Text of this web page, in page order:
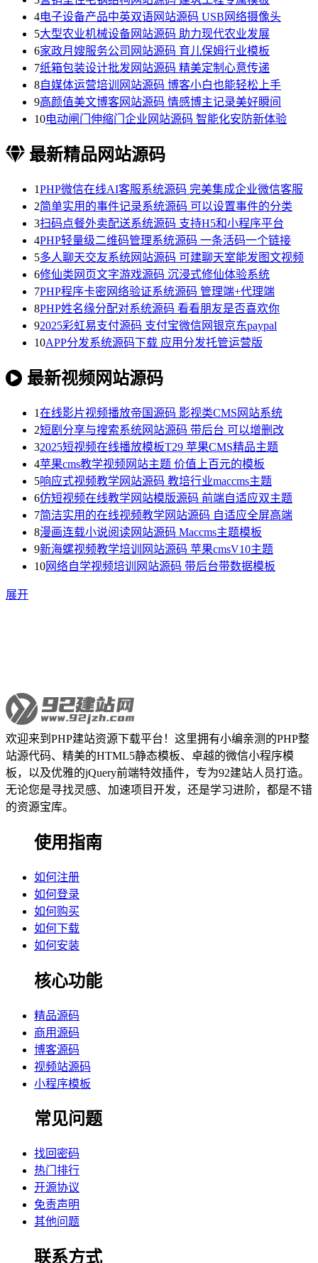
4电子设备产品中英双语网站源码 USB网络摄像头
5大型农业机械设备网站源码 助力现代农业发展
6家政月嫂服务公司网站源码 育儿保姆行业模板
7纸箱包装设计批发网站源码 精美定制心意传递
8自媒体运营培训网站源码 博客小白也能轻松上手
9高颜值美文博客网站源码 情感博主记录美好瞬间
10电动闸门伸缩门企业网站源码 智能化安防新体验
最新精品网站源码
1PHP微信在线AI客服系统源码 完美集成企业微信客服
2简单实用的事件记录系统源码 可以设置事件的分类
3扫码点餐外卖配送系统源码 支持H5和小程序平台
4PHP轻量级二维码管理系统源码 一条活码一个链接
5多人聊天交友系统网站源码 可建聊天室能发图文视频
6修仙类网页文字游戏源码 沉浸式修仙体验系统
7PHP程序卡密网络验证系统源码 管理端+代理端
8PHP姓名缘分配对系统源码 看看朋友是否喜欢你
92025彩虹易支付源码 支付宝微信网银京东paypal
10APP分发系统源码下载 应用分发托管运营版
最新视频网站源码
1在线影片视频播放帝国源码 影视类CMS网站系统
2短剧分享与搜索系统网站源码 带后台 可以增删改
32025短视频在线播放模板T29 苹果CMS精品主题
4苹果cms教学视频网站主题 价值上百元的模板
5响应式视频教学网站源码 教培行业maccms主题
6仿短视频在线教学网站模版源码 前端自适应双主题
7简洁实用的在线视频教学网站源码 自适应全屏高端
8漫画连载小说阅读网站源码 Maccms主题模板
9新海螺视频教学培训网站源码 苹果cmsV10主题
10网络自学视频培训网站源码 带后台带数据模板
展开
欢迎来到PHP建站资源下载平台！这里拥有小编亲测的PHP整
站源代码、精美的HTML5静态模板、卓越的微信小程序模
板，以及优雅的jQuery前端特效插件，专为92建站人员打造。
无论您是寻找灵感、加速项目开发，还是学习进阶，都是不错
的资源宝库。
使用指南
如何注册
如何登录
如何购买
如何下载
如何安装
核心功能
精品源码
商用源码
博客源码
视频站源码
小程序模板
常见问题
找回密码
热门排行
开源协议
免责声明
其他问题
联系方式